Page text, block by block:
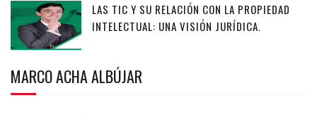
LAS TIC Y SU RELACIÓN CON LA PROPIEDAD
INTELECTUAL: UNA VISIÓN JURÍDICA.
MARCO ACHA ALBÚJAR